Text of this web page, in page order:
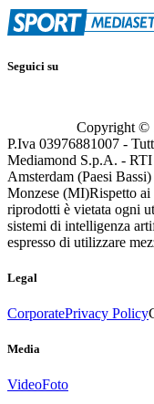
Seguici su
Copyright ©
P.Iva 03976881007 -
Mediamond S.p.A. -
Amsterdam (Paesi
Monzese (MI)Rispetto ai
riprodotti è vietata ogni
sistemi di intelligenza
espresso di utilizzare
Legal
CorporatePrivacy Policy
Media
VideoFoto